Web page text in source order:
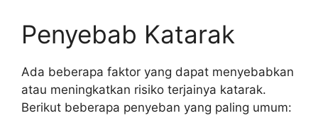
Penyebab Katarak
Ada beberapa faktor yang dapat menyebabkan
atau meningkatkan risiko terjainya katarak.
Berikut beberapa penyeban yang paling umum: